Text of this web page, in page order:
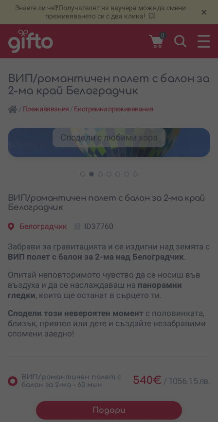
Знаете ли че❓Получателят на ваучера може да смени
преживяването си с два клика! 💥
×
0
ВИП/романтичен полет с балон за
2-ма край Белоградчик
/ Преживявания / Екстремни преживявания
Сподели с любими хора
ВИП/романтичен полет с балон за 2-ма край
Белоградчик
Белоградчик ID37760
Забрави за гравитацията и се издигни над земята с
ВИП полет с балон за 2-ма над Белоградчик.
Опитай неповторимото чувство да се носиш във
въздуха и да се наслаждаваш на панорамни
гледки, които ще останат в сърцето ти.
Сподели този невероятен момент с половинката,
близък, приятел или дете и създайте незабравими
спомени заедно!
ВИП/романтичен полет с
балон за 2-ма - 60 мин
540€ / 1056.15 лв.
Подари